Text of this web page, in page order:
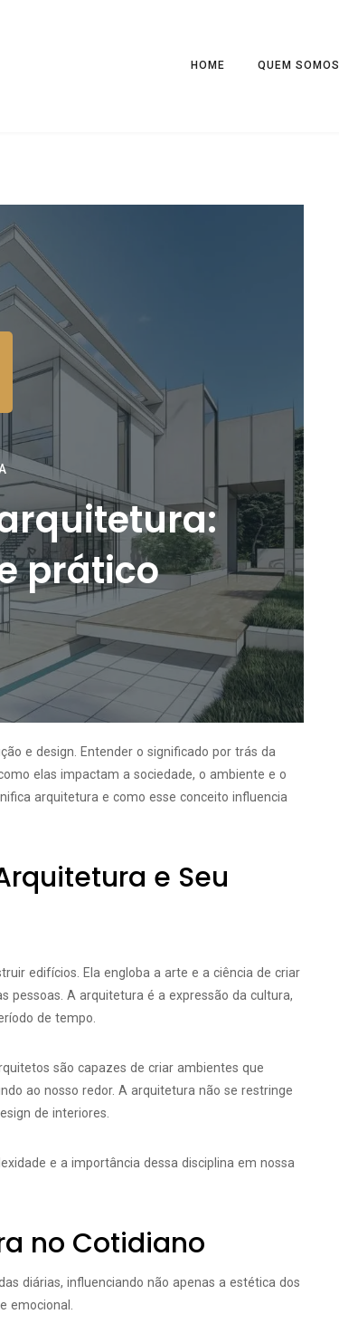
HOME QUEM SOMOS
prático
e design. Entender o significado por trás da
elas impactam a sociedade, o ambiente e o
arquitetura e como esse conceito influencia
e Seu
edifícios. Ela engloba a arte e a ciência de criar
pessoas. A arquitetura é a expressão da cultura,
de tempo.
são capazes de criar ambientes que
ao nosso redor. A arquitetura não se restringe
de interiores.
e a importância dessa disciplina em nossa
no Cotidiano
diárias, influenciando não apenas a estética dos
emocional.